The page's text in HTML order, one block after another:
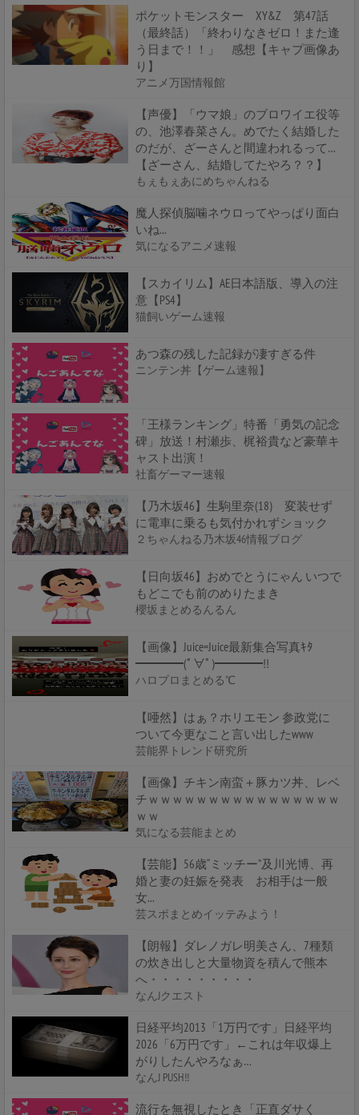
ポケットモンスター XY&Z 第47話
（最終話）「終わりなきゼロ！また逢
う日まで！！」 感想【キャプ画像あ
り】
アニメ万国情報館
【声優】「ウマ娘」のブロワイエ役等
の、池澤春菜さん。めでたく結婚した
のだが、ざーさんと間違われるって…
【ざーさん、結婚してたやろ？？】
もぇもぇあにめちゃんねる
魔人探偵脳噛ネウロってやっぱり面白
いね...
気になるアニメ速報
【スカイリム】AE日本語版、導入の注
意【PS4】
猫飼いゲーム速報
あつ森の残した記録が凄すぎる件
ニンテン丼【ゲーム速報】
「王様ランキング」特番「勇気の記念
碑」放送！村瀬歩、梶裕貴など豪華キ
ャスト出演！
社畜ゲーマー速報
【乃木坂46】生駒里奈(18) 変装せず
に電車に乗るも気付かれずショック
２ちゃんねる乃木坂46情報ブログ
【日向坂46】おめでとうにゃん いつで
もどこでも前のめりたまき
櫻坂まとめるんるん
【画像】Juice=Juice最新集合写真ｷﾀ
━━━━(ﾟ∀ﾟ)━━━━!!
ハロプロまとめる℃
【唖然】はぁ？ホリエモン 参政党に
ついて今更なこと言い出したwww
芸能界トレンド研究所
【画像】チキン南蛮＋豚カツ丼、レベ
チｗｗｗｗｗｗｗｗｗｗｗｗｗｗｗｗ
ｗｗ
気になる芸能まとめ
【芸能】56歳“ミッチー”及川光博、再
婚と妻の妊娠を発表 お相手は一般
女...
芸スポまとめイッテみよう！
【朗報】ダレノガレ明美さん、7種類
の炊き出しと大量物資を積んで熊本
へ・・・・・・・・・
なんJクエスト
日経平均2013「1万円です」日経平均
2026「6万円です」←これは年収爆上
がりしたんやろなぁ…
なんJ PUSH!!
流行を無視したとき「正直ダサく